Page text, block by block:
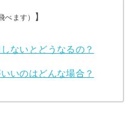
べます） 】
ないとどうなるの？
いのはどんな場合？